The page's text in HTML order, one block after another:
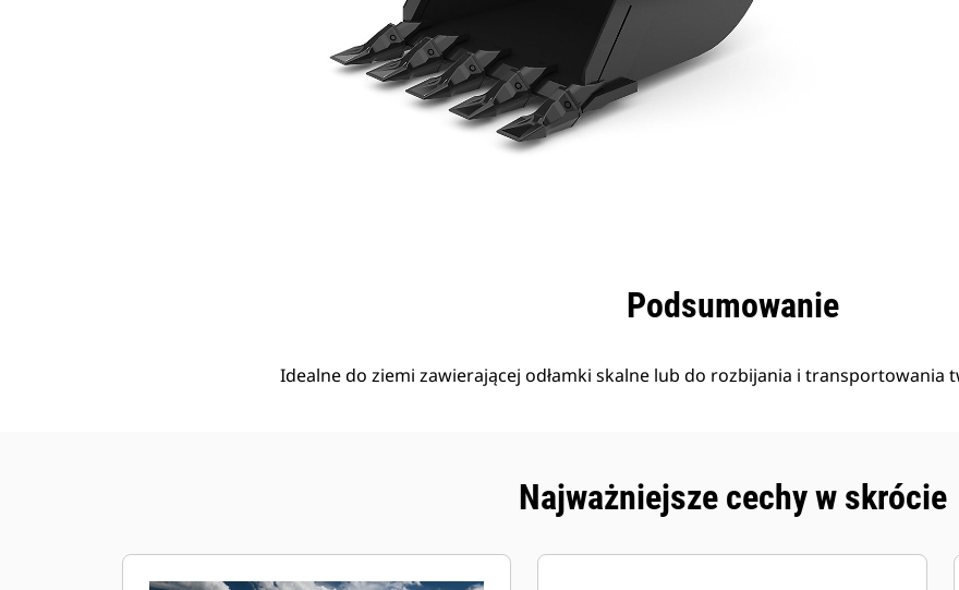
Podsumowanie
Idealne do ziemi zawierającej odłamki skalne lub do rozbijania i transportowania
Najważniejsze cechy w skrócie